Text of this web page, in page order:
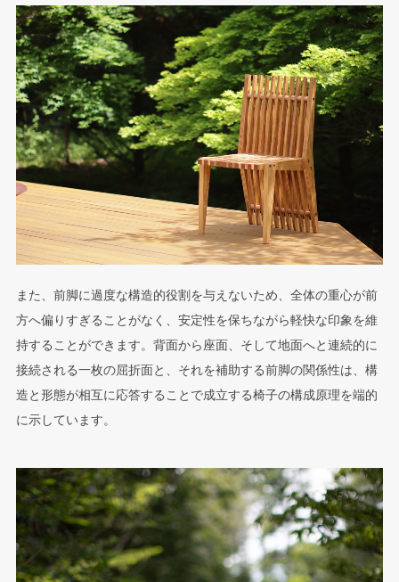
また、前脚に過度な構造的役割を与えないため、全体の重心が前
方へ偏りすぎることがなく、安定性を保ちながら軽快な印象を維
持することができます。背面から座面、そして地面へと連続的に
接続される一枚の屈折面と、それを補助する前脚の関係性は、構
造と形態が相互に応答することで成立する椅子の構成原理を端的
に示しています。